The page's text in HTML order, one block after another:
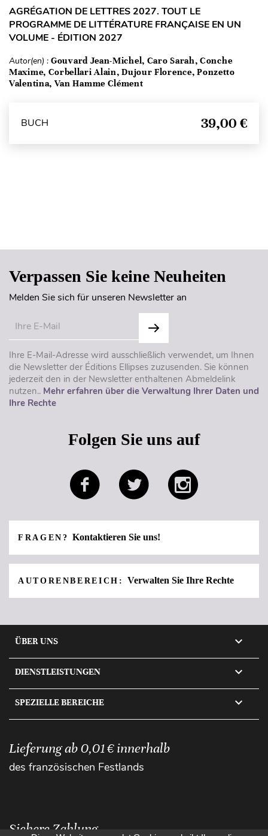
AGRÉGATION DE LETTRES 2027. TOUT LE
PROGRAMME DE LITTÉRATURE FRANÇAISE EN UN
VOLUME - ÉDITION 2027
Autor(en) : Gouvard Jean-Michel, Caro Sarah, Conche
Maxime, Corbellari Alain, Dujour Florence, Ponzetto
Valentina, Van Hamme Clément
BUCH 39,00 €
Verpassen Sie keine Neuheiten
Melden Sie sich für unseren Newsletter an
Ihre E-Mail-Adresse wird ausschließlich verwendet, um Ihnen
die Newsletter der Éditions Ellipses zuzusenden. Sie können
jederzeit den in der Newsletter enthaltenen Abmeldelink
nutzen.. Mehr erfahren über die Verwaltung Ihrer Daten und
Ihre Rechte
Folgen Sie uns auf
FRAGEN? Kontaktieren Sie uns!
AUTORENBEREICH: Verwalten Sie Ihre Rechte
ÜBER UNS 
DIENSTLEISTUNGEN 
SPEZIELLE BEREICHE 
Lieferung ab 0,01 € innerhalb
des französischen Festlands
Sichere Zahlung